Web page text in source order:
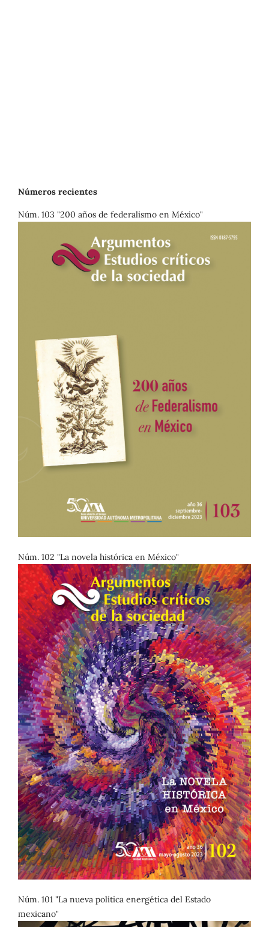
Números recientes
Núm. 103 "200 años de federalismo en México"
Núm. 102 "La novela histórica en México"
Núm. 101 "La nueva política energética del Estado
mexicano"